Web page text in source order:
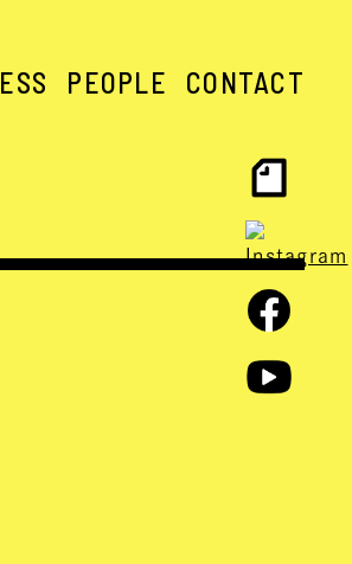
PEOPLE CONTACT